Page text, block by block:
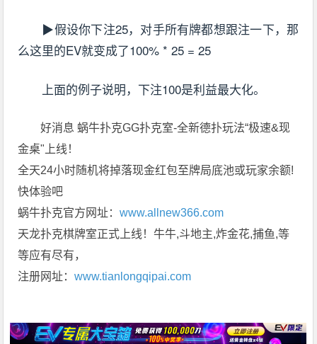
▶假设你下注25，对手所有牌都想跟注一下，那
么这里的EV就变成了100% * 25 = 25
上面的例子说明，下注100是利益最大化。
好消息 蜗牛扑克GG扑克室-全新德扑玩法“极速&现
金桌"上线！
全天24小时随机将掉落现金红包至牌局底池或玩家余额!
快体验吧
蜗牛扑克官方网址：www.allnew366.com
天龙扑克棋牌室正式上线！牛牛,斗地主,炸金花,捕鱼,等
等应有尽有，
注册网址：www.tianlongqipai.com